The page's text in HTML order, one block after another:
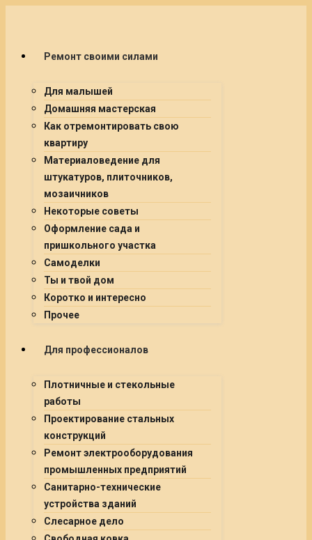
Ремонт своими силами
Для малышей
Домашняя мастерская
Как отремонтировать свою
квартиру
Материаловедение для
штукатуров, плиточников,
мозаичников
Некоторые советы
Оформление сада и
пришкольного участка
Самоделки
Ты и твой дом
Коротко и интересно
Прочее
Для профессионалов
Плотничные и стекольные
работы
Проектирование стальных
конструкций
Ремонт электрооборудования
промышленных предприятий
Санитарно-технические
устройства зданий
Слесарное дело